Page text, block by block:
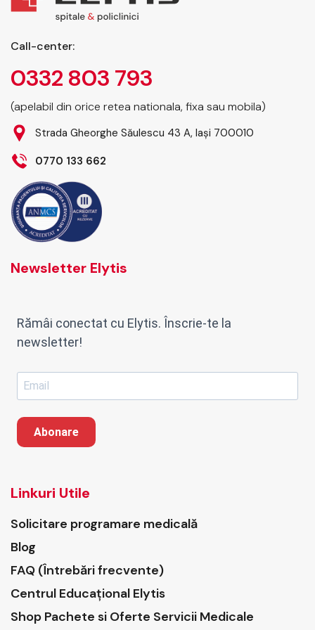
Call-center:
0332 803 793
(apelabil din orice retea nationala, fixa sau mobila)
Strada Gheorghe Săulescu 43 A, Iași 700010
0770 133 662
Newsletter Elytis
Rămâi conectat cu Elytis. Înscrie-te la
newsletter!
Abonare
Linkuri Utile
Solicitare programare medicală
Blog
FAQ (Întrebări frecvente)
Centrul Educațional Elytis
Shop Pachete si Oferte Servicii Medicale